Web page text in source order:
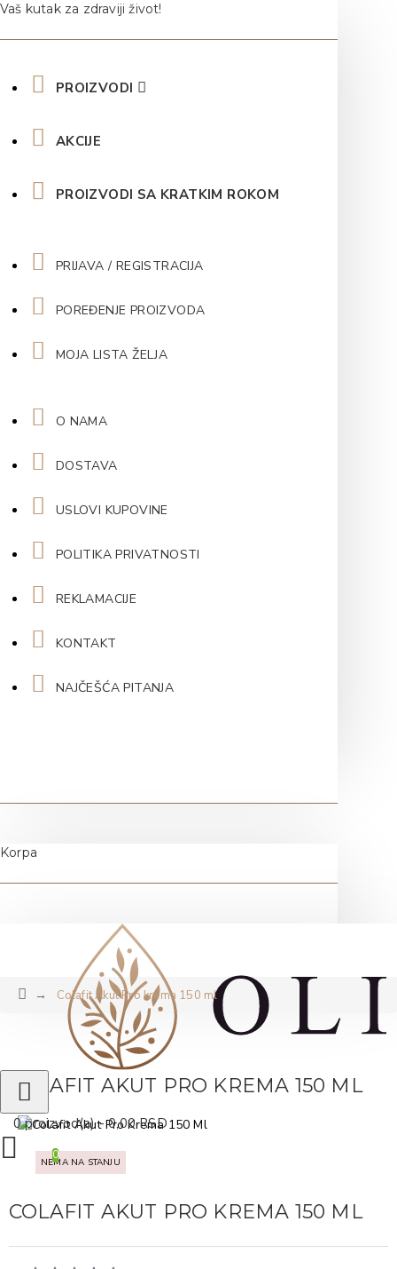
Vaš kutak za zdraviji život!
PROIZVODI
AKCIJE
PROIZVODI SA KRATKIM ROKOM
PRIJAVA / REGISTRACIJA
POREĐENJE PROIZVODA
MOJA LISTA ŽELJA
O NAMA
DOSTAVA
USLOVI KUPOVINE
POLITIKA PRIVATNOSTI
REKLAMACIJE
KONTAKT
NAJČEŠĆA PITANJA
Korpa
0 proizvod(a) - 0,00 RSD
0
Colafit Akut Pro krema 150 ml
COLAFIT AKUT PRO KREMA 150 ML
NEMA NA STANJU
COLAFIT AKUT PRO KREMA 150 ML